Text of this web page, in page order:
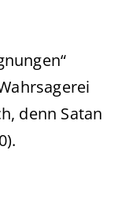
denn Satan